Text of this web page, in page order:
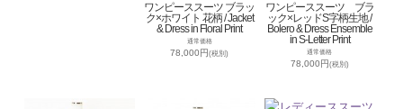
ワンピーススーツ ブラッ
ク×ホワイト 花柄 / Jacket
& Dress in Floral Print
通常価格
78,000円(税別)
ワンピーススーツ ブラ
ック×レッドS字柄生地 /
Bolero & Dress Ensemble
in S-Letter Print
通常価格
78,000円(税別)